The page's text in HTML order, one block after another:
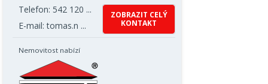
Telefon: 542 120 ...
E-mail: tomas.n ...
ZOBRAZIT CELÝ
KONTAKT
Nemovitost nabízí